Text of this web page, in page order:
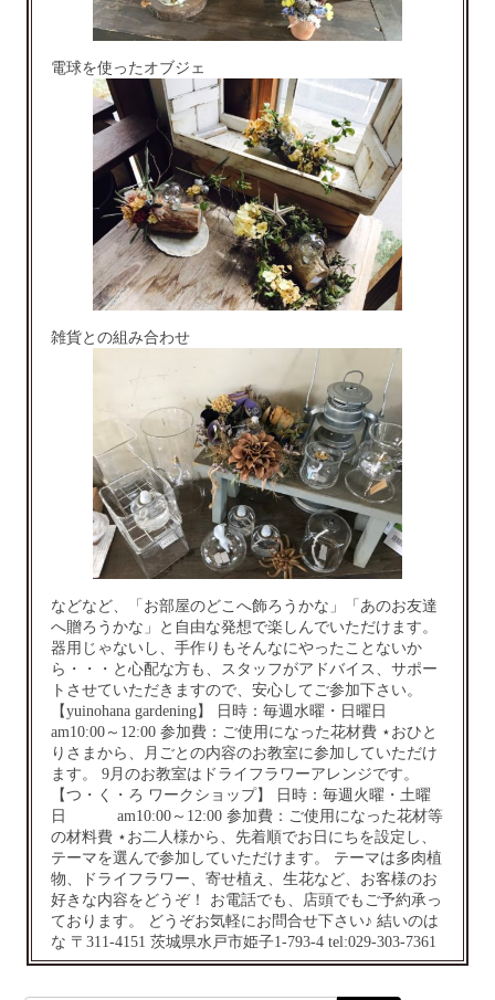
電球を使ったオブジェ
雑貨との組み合わせ
などなど、「お部屋のどこへ飾ろうかな」「あのお友達
へ贈ろうかな」と自由な発想で楽しんでいただけます。
器用じゃないし、手作りもそんなにやったことないか
ら・・・と心配な方も、スタッフがアドバイス、サポー
トさせていただきますので、安心してご参加下さい。
【yuinohana gardening】 日時：毎週水曜・日曜日
am10:00～12:00 参加費：ご使用になった花材費 ⋆おひと
りさまから、月ごとの内容のお教室に参加していただけ
ます。 9月のお教室はドライフラワーアレンジです。
【つ・く・ろ ワークショップ】 日時：毎週火曜・土曜
日 am10:00～12:00 参加費：ご使用になった花材等
の材料費 ⋆お二人様から、先着順でお日にちを設定し、
テーマを選んで参加していただけます。 テーマは多肉植
物、ドライフラワー、寄せ植え、生花など、お客様のお
好きな内容をどうぞ！ お電話でも、店頭でもご予約承っ
ております。 どうぞお気軽にお問合せ下さい♪ 結いのは
な 〒311-4151 茨城県水戸市姫子1-793-4 tel:029-303-7361